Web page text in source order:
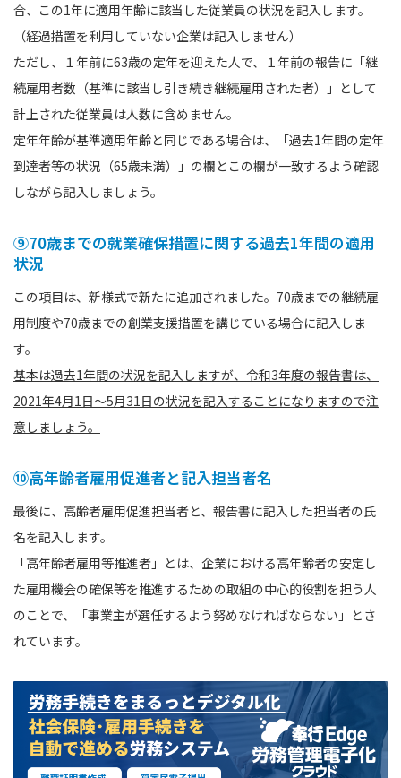
合、この1年に適用年齢に該当した従業員の状況を記入します。
（経過措置を利用していない企業は記入しません）
ただし、１年前に63歳の定年を迎えた人で、１年前の報告に「継
続雇用者数（基準に該当し引き続き継続雇用された者）」として
計上された従業員は人数に含めません。
定年年齢が基準適用年齢と同じである場合は、「過去1年間の定年
到達者等の状況（65歳未満）」の欄とこの欄が一致するよう確認
しながら記入しましょう。
⑨70歳までの就業確保措置に関する過去1年間の適用
状況
この項目は、新様式で新たに追加されました。70歳までの継続雇
用制度や70歳までの創業支援措置を講じている場合に記入しま
す。
基本は過去1年間の状況を記入しますが、令和3年度の報告書は、
2021年4月1日〜5月31日の状況を記入することになりますので注
意しましょう。
⑩⾼年齢者雇⽤促進者と記⼊担当者名
最後に、⾼齢者雇⽤促進担当者と、報告書に記入した担当者の氏
名を記入します。
「高年齢者雇用等推進者」とは、企業における高年齢者の安定し
た雇用機会の確保等を推進するための取組の中心的役割を担う人
のことで、「事業主が選任するよう努めなければならない」とさ
れています。